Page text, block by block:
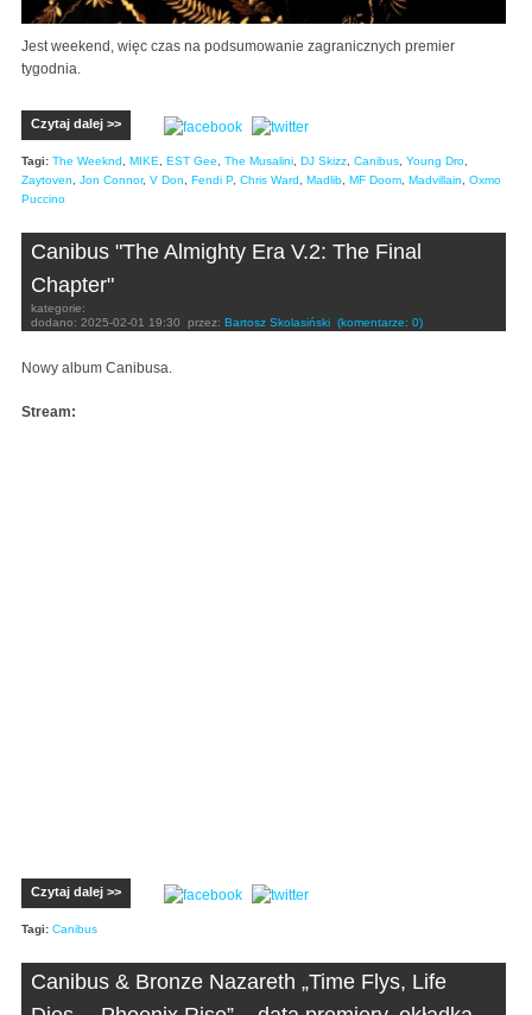
Jest weekend, więc czas na podsumowanie zagranicznych premier
tygodnia.
Czytaj dalej >>
Tagi: The Weeknd MIKE EST Gee The Musalini DJ Skizz Canibus Young Dro
Zaytoven
Jon Connor, V Don Fendi P, Chris Ward Madlib MF Doom Madvillain
Oxmo
Puccino
Canibus "The Almighty Era V.2: The Final
Chapter"
kategorie:
dodano: 2025-02-01 19:30 przez: Bartosz Skolasiński (komentarze: 0)
Nowy album Canibusa.
Stream:
Czytaj dalej >>
Tagi: Canibus
Canibus & Bronze Nazareth „Time Flys, Life